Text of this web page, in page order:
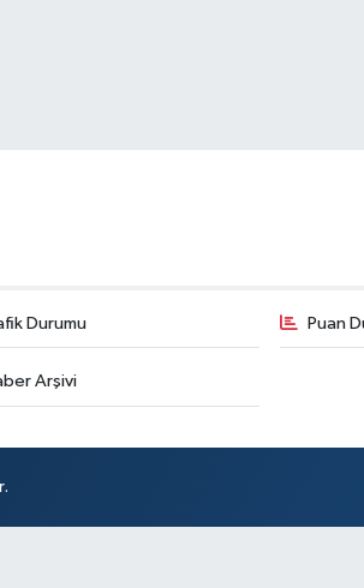
Durumu Puan
Arşivi